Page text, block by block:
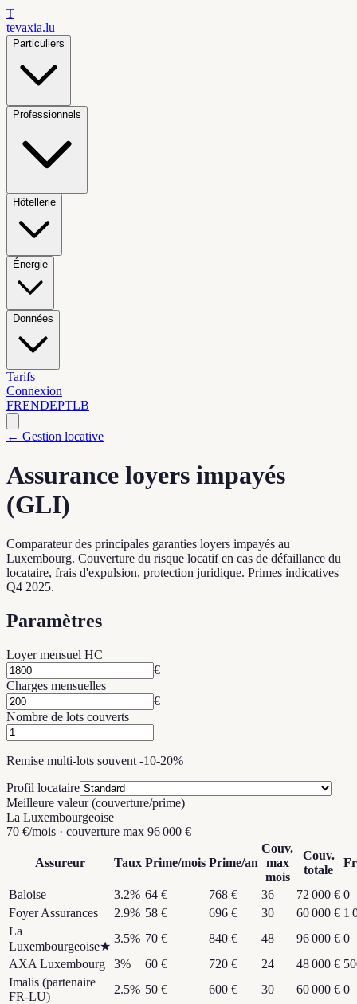
T
tevaxia.lu
Particuliers
Professionnels
Hôtellerie
Énergie
Données
Tarifs
Connexion
FRENDEPTLB
← Gestion locative
Assurance loyers impayés
(GLI)
Comparateur des principales garanties loyers impayés au
Luxembourg. Couverture du risque locatif en cas de défaillance du
locataire, frais d'expulsion, protection juridique. Primes indicatives
Q4 2025.
Paramètres
Loyer mensuel HC
€
Charges mensuelles
€
Nombre de lots couverts
Remise multi-lots souvent -10-20%
Profil locataire
Meilleure valeur (couverture/prime)
La Luxembourgeoise
70 €/mois · couverture max 96 000 €
Assureur Taux Prime/mois Prime/an
Couv.
max
mois
Couv.
totale
Baloise 3.2% 64 € 768 € 36 72 000 € 0
Foyer Assurances
2.9% 58 € 696 € 30 60 000 € 1
La
Luxembourgeoise★
3.5% 70 € 840 € 48 96 000 € 0
AXA Luxembourg
3% 60 € 720 € 24 48 000 €
Imalis (partenaire
FR-LU)
2.5% 50 € 600 € 30 60 000 € 0